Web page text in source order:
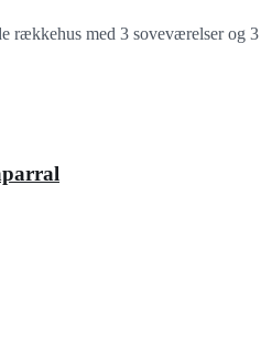
rækkehus med 3 soveværelser og 3